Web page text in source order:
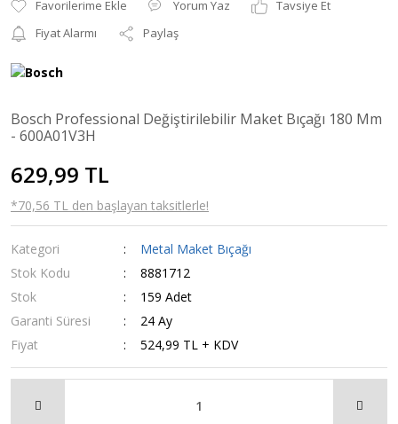
Yorum Yaz
Tavsiye Et
Fiyat Alarmı
Paylaş
Bosch Professional Değiştirilebilir Maket Bıçağı 180 Mm
- 600A01V3H
629,99 TL
*70,56 TL den başlayan taksitlerle!
Kategori
Metal Maket Bıçağı
Stok Kodu
8881712
Stok
159 Adet
Garanti Süresi
24 Ay
Fiyat
524,99 TL + KDV